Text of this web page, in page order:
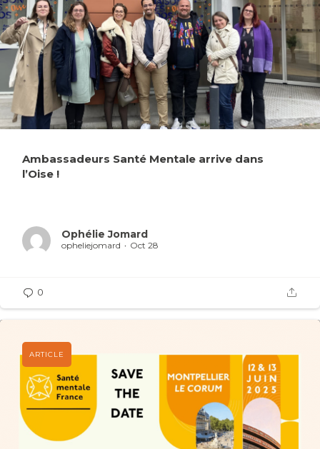
Ambassadeurs Santé Mentale arrive dans
l’Oise !
Ophélie Jomard
opheliejomard Oct 28
0